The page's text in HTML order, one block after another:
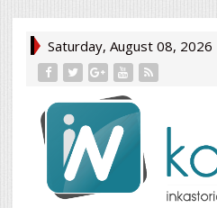
Saturday, August 08, 2026